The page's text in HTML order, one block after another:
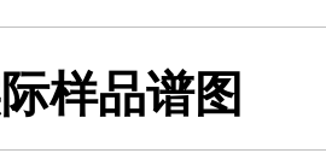
样品谱图